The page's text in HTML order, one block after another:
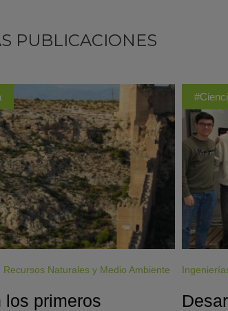
PUBLICACIONES
Recursos Naturales y Medio Ambiente
los primeros